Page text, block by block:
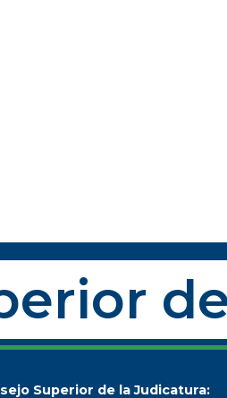
Superior de la Judicatura: